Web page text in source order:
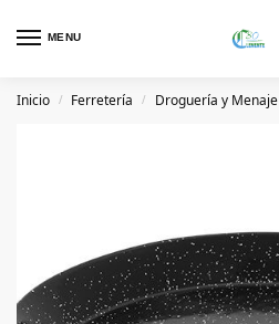
MENU
Inicio / Ferretería / Droguería y Menaje